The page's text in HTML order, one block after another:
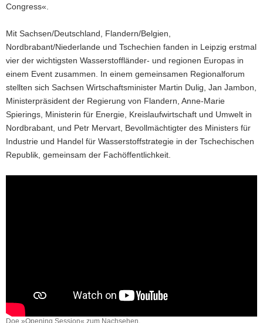
Congress«.
Mit Sachsen/Deutschland, Flandern/Belgien,
Nordbrabant/Niederlande und Tschechien fanden in Leipzig erstmal
vier der wichtigsten Wasserstoffländer- und regionen Europas in
einem Event zusammen. In einem gemeinsamen Regionalforum
stellten sich Sachsen Wirtschaftsminister Martin Dulig, Jan Jambon,
Ministerpräsident der Regierung von Flandern, Anne-Marie
Spierings, Ministerin für Energie, Kreislaufwirtschaft und Umwelt in
Nordbrabant, und Petr Mervart, Bevollmächtigter des Ministers für
Industrie und Handel für Wasserstoffstrategie in der Tschechischen
Republik, gemeinsam der Fachöffentlichkeit.
Doe »Opening Session« zum Nachsehen.